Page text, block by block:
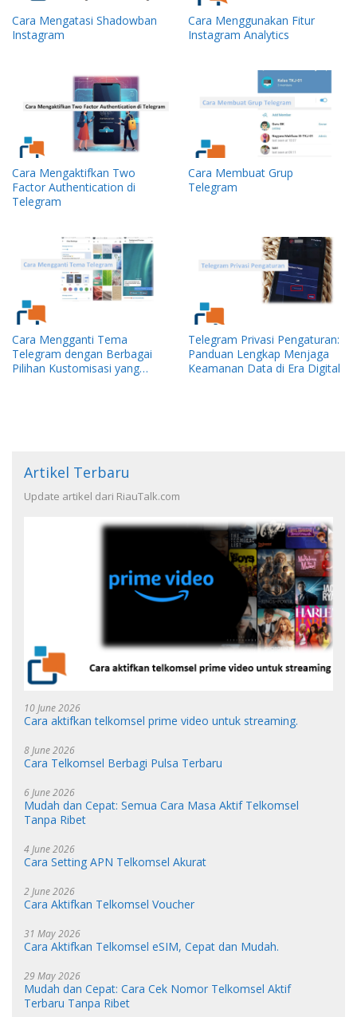
Cara Mengatasi Shadowban
Instagram
Cara Menggunakan Fitur
Instagram Analytics
Cara Mengaktifkan Two
Factor Authentication di
Telegram
Cara Membuat Grup
Telegram
Cara Mengganti Tema
Telegram dengan Berbagai
Pilihan Kustomisasi yang
Telegram Privasi Pengaturan:
Panduan Lengkap Menjaga
Keamanan Data di Era Digital
Artikel Terbaru
Update artikel dari RiauTalk.com
10 June 2026
Cara aktifkan telkomsel prime video untuk streaming.
8 June 2026
Cara Telkomsel Berbagi Pulsa Terbaru
6 June 2026
Mudah dan Cepat: Semua Cara Masa Aktif Telkomsel
Tanpa Ribet
4 June 2026
Cara Setting APN Telkomsel Akurat
2 June 2026
Cara Aktifkan Telkomsel Voucher
31 May 2026
Cara Aktifkan Telkomsel eSIM, Cepat dan Mudah.
29 May 2026
Mudah dan Cepat: Cara Cek Nomor Telkomsel Aktif
Terbaru Tanpa Ribet